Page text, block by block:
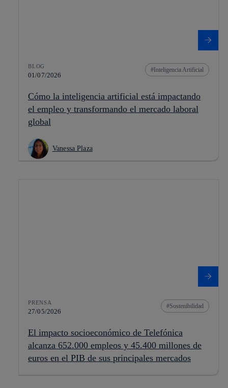
BLOG
01/07/2026
Inteligencia Artificial
Cómo la inteligencia artificial está impactando
el empleo y transformando el mercado laboral
global
Vanessa Plaza
PRENSA
27/05/2026
Sostenibilidad
El impacto socioeconómico de Telefónica
alcanza 652.000 empleos y 45.400 millones de
euros en el PIB de sus principales mercados